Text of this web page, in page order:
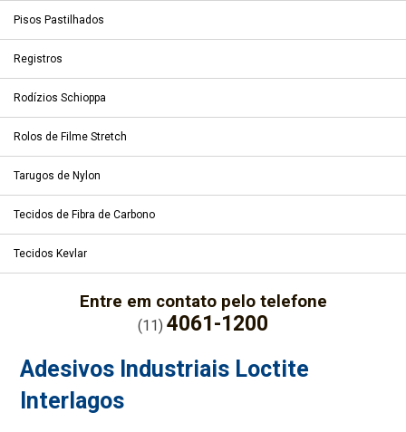
Pisos Pastilhados
Registros
Rodízios Schioppa
Rolos de Filme Stretch
Tarugos de Nylon
Tecidos de Fibra de Carbono
Tecidos Kevlar
Entre em contato pelo telefone
(11) 4061-1200
Adesivos Industriais Loctite
Interlagos